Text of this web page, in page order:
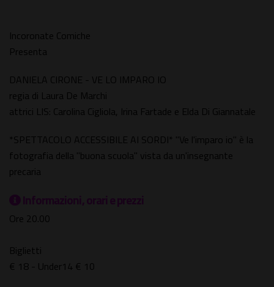
Incoronate Comiche
Presenta
DANIELA CIRONE - VE LO IMPARO IO
regia di Laura De Marchi
attrici LIS: Carolina Cigliola, Irina Fartade e Elda Di Giannatale
*SPETTACOLO ACCESSIBILE AI SORDI* "Ve l'imparo io" è la
fotografia della "buona scuola" vista da un'insegnante
precaria
Informazioni, orari e prezzi
Ore 20.00
Biglietti
€ 18 - Under14 € 10